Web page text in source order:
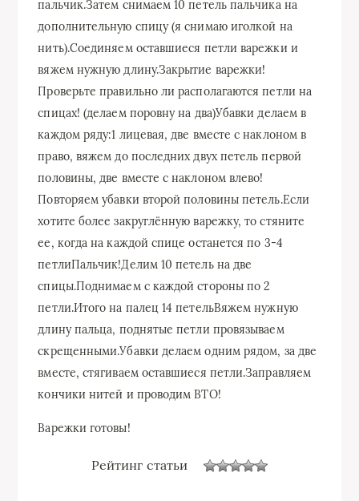
пальчик.Затем снимаем 10 петель пальчика на
дополнительную спицу (я снимаю иголкой на
нить).Соединяем оставшиеся петли варежки и
вяжем нужную длину.Закрытие варежки!
Проверьте правильно ли располагаются петли на
спицах! (делаем поровну на два)Убавки делаем в
каждом ряду:1 лицевая, две вместе с наклоном в
право, вяжем до последних двух петель первой
половины, две вместе с наклоном влево!
Повторяем убавки второй половины петель.Если
хотите более закруглённую варежку, то стяните
ее, когда на каждой спице останется по 3-4
петлиПальчик!Делим 10 петель на две
спицы.Поднимаем с каждой стороны по 2
петли.Итого на палец 14 петельВяжем нужную
длину пальца, поднятые петли провязываем
скрещенными.Убавки делаем одним рядом, за две
вместе, стягиваем оставшиеся петли.Заправляем
кончики нитей и проводим ВТО!
Варежки готовы!
Рейтинг статьи